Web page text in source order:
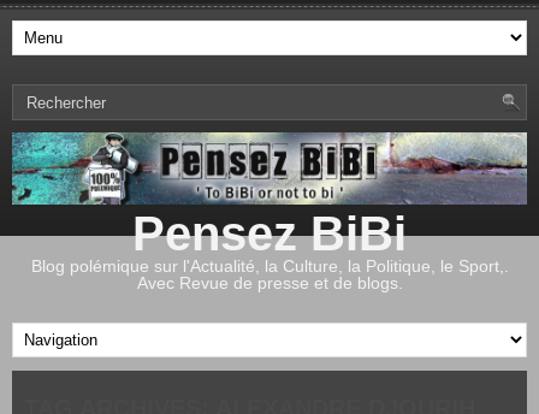
Pensez BiBi
Blog polémique sur l'Actualité, la Culture, la Politique, le Sport,.
Avec Revue de presse et de blogs.